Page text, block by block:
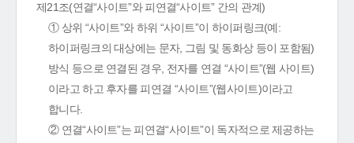
제21조(연결“사이트”와 피연결“사이트” 간의 관계)
① 상위 “사이트”와 하위 “사이트”이 하이퍼링크(예:
하이퍼링크의 대상에는 문자, 그림 및 동화상 등이 포함됨)
방식 등으로 연결된 경우, 전자를 연결 “사이트”(웹 사이트)
이라고 하고 후자를 피연결 “사이트”(웹사이트)이라고
합니다.
② 연결“사이트”는 피연결“사이트”이 독자적으로 제공하는